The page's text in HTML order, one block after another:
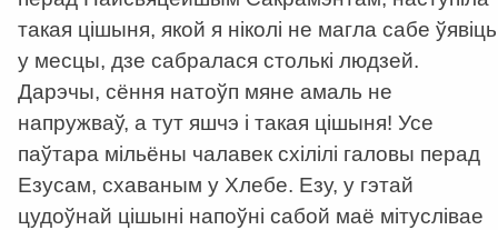
такая цішыня, якой я ніколі не магла сабе ўявіць
у месцы, дзе сабралася столькі людзей.
Дарэчы, сёння натоўп мяне амаль не
напружваў, а тут яшчэ і такая цішыня! Усе
паўтара мільёны чалавек схілілі галовы перад
Езусам, схаваным у Хлебе. Езу, у гэтай
цудоўнай цішыні напоўні сабой маё мітуслівае